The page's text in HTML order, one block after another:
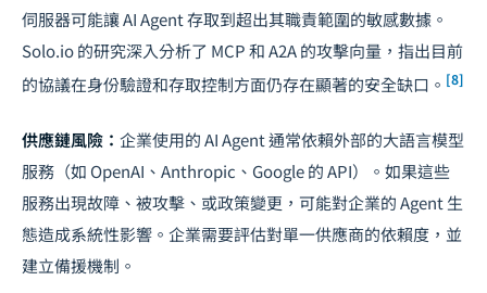
伺服器可能讓 AI Agent 存取到超出其職責範圍的敏感數據。
Solo.io 的研究深入分析了 MCP 和 A2A 的攻擊向量，指出目前
的協議在身份驗證和存取控制方面仍存在顯著的安全缺口。 [8]
供應鏈風險： 企業使用的 AI Agent 通常依賴外部的大語言模型
服務（如 OpenAI、Anthropic、Google 的 API）。如果這些
服務出現故障、被攻擊、或政策變更，可能對企業的 Agent 生
態造成系統性影響。企業需要評估對單一供應商的依賴度，並
建立備援機制。